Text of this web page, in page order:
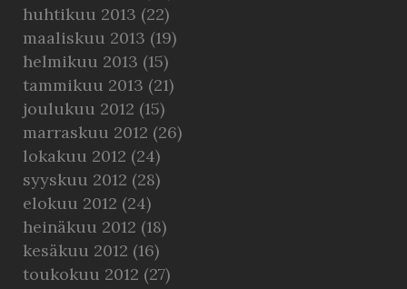
huhtikuu 2013 (22)
maaliskuu 2013 (19)
helmikuu 2013 (15)
tammikuu 2013 (21)
joulukuu 2012 (15)
marraskuu 2012 (26)
lokakuu 2012 (24)
syyskuu 2012 (28)
elokuu 2012 (24)
heinäkuu 2012 (18)
kesäkuu 2012 (16)
toukokuu 2012 (27)